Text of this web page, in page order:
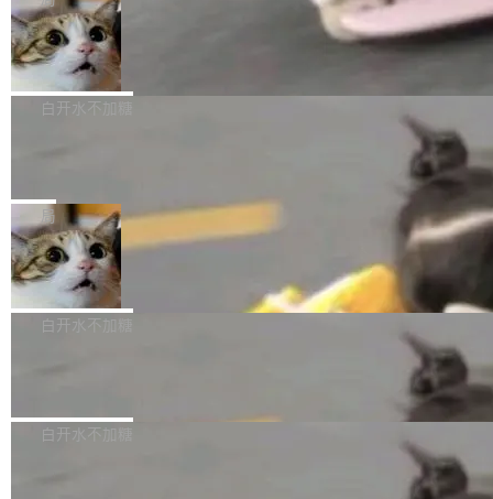
l 迁移或唤醒时，新宿主从 S3 恢复 SQLite 数据
库继续执行。存储库是持久化的唯一真相...
te 17 Pro、OPPO K15，要么是vivo X300 E这
样的次旗舰。 Galaxy Z Fold8 Ultra / Z Fold8 /
Z Flip8三款折叠屏新机均在7月22日发布，且全
部搭载骁龙8 Elite Gen5 for Galaxy，它们本该
本控制系统。目前处于 Early Access 阶段。 De
ltaDB 的核心思路直接写在 landing page 最显
眼的位置：「Software is made between com
mits」——软件是在 commit 之间写出来的。git
是把这段空隙补上。 回退到任何一次编辑：Delt
aDB 捕获 commit 之间的每一次操作，...
SpaceXAI 单季资本开支达 183 亿美元
根据风险投资人Tomer Tunguz 博客（VC 分
析）披露的最新分析与第二季度业绩报告，Spac
微软同期总资本开支的四成。 与亚马逊、Alpha
bet、微软以及 Meta 等传统科技巨头相比，Spa
ceXAI的资金消耗速度尤为引人瞩目。然而，支
撑庞大支出的资金来源却呈现出截然不同的面
貌。数据显示，微软和 Meta 主要依托充沛的经
白开水不加糖
一个在终端里运行的编程 agent；Muse Spark
1.2，驱动这个 agent 的新模型。一句话概括：
你可以用 curl -fsSL https://dev.meta.ai/install.
sh | bash 安装一个能在大项目里自动规划、写
代码、验证结果的 AI 终端工具。 据介绍，Muse
个主 agent 循环，外加一组后台 agent。这些后
局
美团开源 LoHoSearch，用知识图谱校
准 AI 能力认知
机器出题的前提，是让机器拥有全局视野。整个
构建流程可以分为四个环节：建图 → 控制难度
白开水不加糖
库，并将作为transport接入Mooncake TENT。
白开水不加糖